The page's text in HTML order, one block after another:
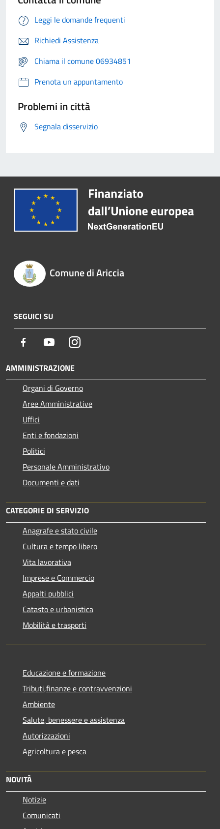
Leggi le domande frequenti
Richiedi Assistenza
Chiama il comune 06934851
Prenota un appuntamento
Problemi in città
Segnala disservizio
Comune di Ariccia
SEGUICI SU
Facebook YoutubeInstagram
AMMINISTRAZIONE
Organi di Governo
Aree Amministrative
Uffici
Enti e fondazioni
Politici
Personale Amministrativo
Documenti e dati
CATEGORIE DI SERVIZIO
Anagrafe e stato civile
Cultura e tempo libero
Vita lavorativa
Imprese e Commercio
Appalti pubblici
Catasto e urbanistica
Mobilità e trasporti
Educazione e formazione
Tributi,finanze e contravvenzioni
Ambiente
Salute, benessere e assistenza
Autorizzazioni
Agricoltura e pesca
NOVITÀ
Notizie
Comunicati